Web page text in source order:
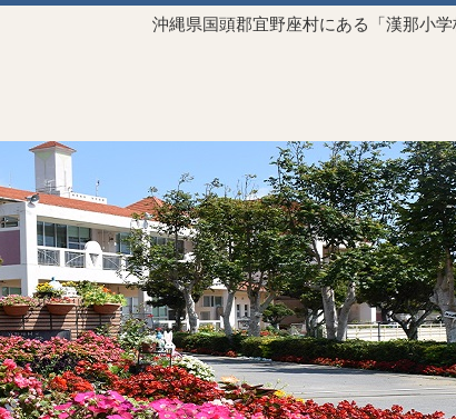
沖縄県国頭郡宜野座村にある「漢那小